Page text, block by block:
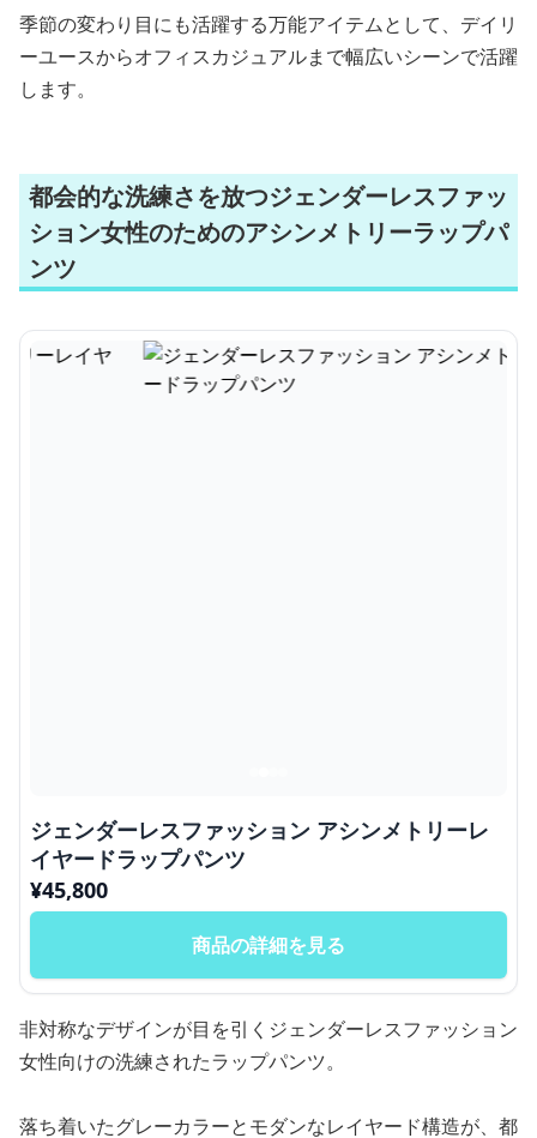
季節の変わり目にも活躍する万能アイテムとして、デイリ
ーユースからオフィスカジュアルまで幅広いシーンで活躍
します。
都会的な洗練さを放つジェンダーレスファッ
ション女性のためのアシンメトリーラップパ
ンツ
ジェンダーレスファッション アシンメトリーレ
イヤードラップパンツ
¥45,800
商品の詳細を見る
非対称なデザインが目を引くジェンダーレスファッション
女性向けの洗練されたラップパンツ。
落ち着いたグレーカラーとモダンなレイヤード構造が、都